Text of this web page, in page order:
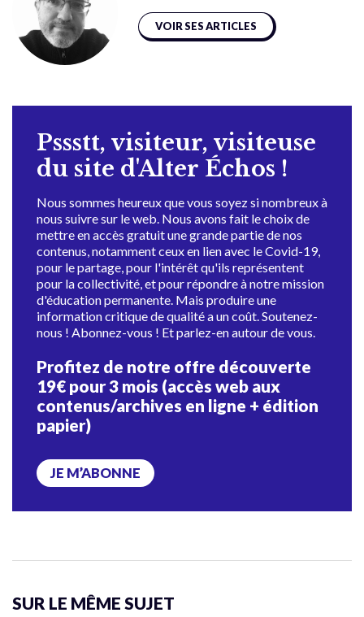
VOIR SES ARTICLES
Pssstt, visiteur, visiteuse
du site d'Alter Échos !
Nous sommes heureux que vous soyez si nombreux à
nous suivre sur le web. Nous avons fait le choix de
mettre en accès gratuit une grande partie de nos
contenus, notamment ceux en lien avec le Covid-19,
pour le partage, pour l'intérêt qu'ils représentent
pour la collectivité, et pour répondre à notre mission
d'éducation permanente. Mais produire une
information critique de qualité a un coût. Soutenez-
nous ! Abonnez-vous ! Et parlez-en autour de vous.
Profitez de notre offre découverte
19€ pour 3 mois (accès web aux
contenus/archives en ligne + édition
papier)
JE M’ABONNE
SUR LE MÊME SUJET